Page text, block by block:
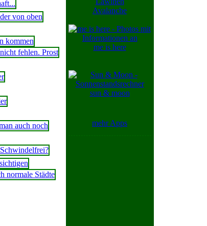
Avalanche
me is here
sun & moon
mehr Apps